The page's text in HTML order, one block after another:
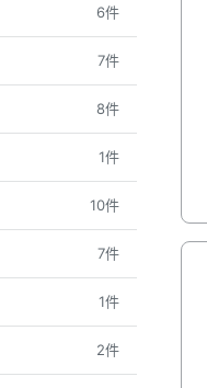
6件
7件
8件
1件
10件
7件
1件
2件